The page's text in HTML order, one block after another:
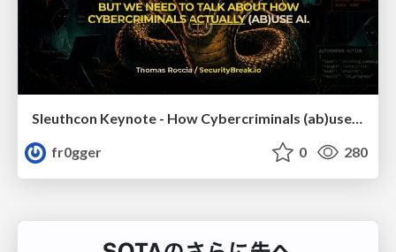
Sleuthcon Keynote - How Cybercriminals (ab)use AI
fr0gger
0 280